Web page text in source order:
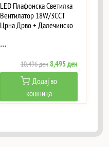
LED Плафонска Светилка
Вентилатор 18W/3CCT
Црна Дрво + Далечинско
…
10,496денOriginal
price
was:
10,496 ден.
8,495денCurrent
price
Додај во
кошница